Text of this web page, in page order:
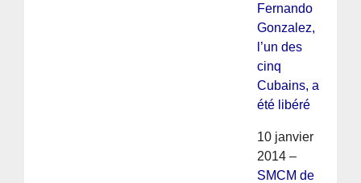
Fernando
Gonzalez,
l’un des
cinq
Cubains, a
été libéré
10 janvier
2014 –
SMCM de